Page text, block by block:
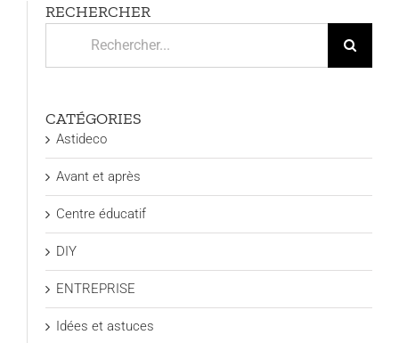
RECHERCHER
CATÉGORIES
Astideco
Avant et après
Centre éducatif
DIY
ENTREPRISE
Idées et astuces